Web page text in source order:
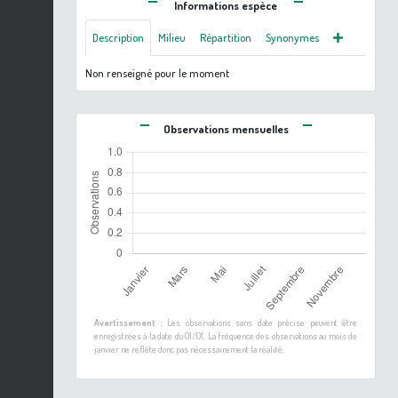
Informations espèce
Description Milieu Répartition Synonymes
Non renseigné pour le moment
Observations mensuelles
Avertissement :Les observations sans date précise peuvent être
enregistrées à la date du 01/01. La fréquence des observations au mois de
janvier ne reflète donc pas nécessairement la réalité.